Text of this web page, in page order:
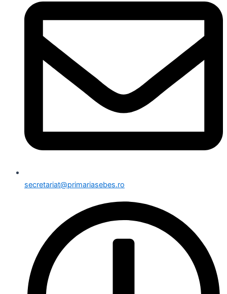
secretariat@primariasebes.ro